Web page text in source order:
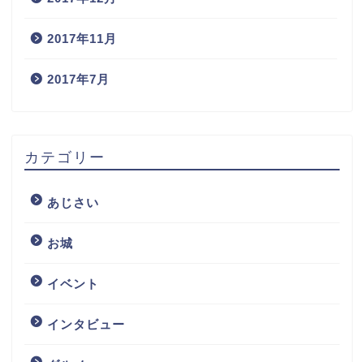
2017年11月
2017年7月
カテゴリー
あじさい
お城
イベント
インタビュー